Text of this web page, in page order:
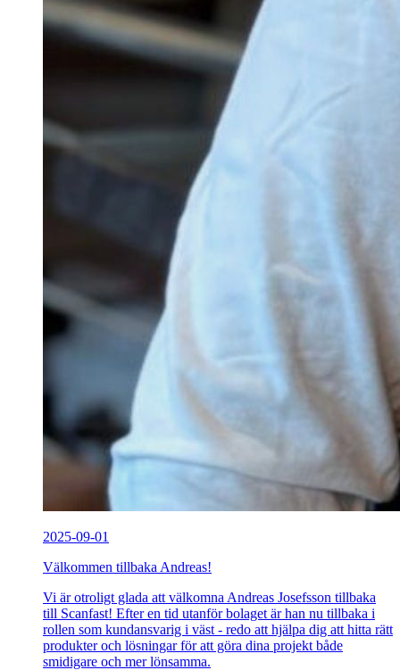
2025-09-01
Välkommen tillbaka Andreas!
Vi är otroligt glada att välkomna Andreas Josefsson tillbaka
till Scanfast! Efter en tid utanför bolaget är han nu tillbaka i
rollen som kundansvarig i väst - redo att hjälpa dig att hitta rätt
produkter och lösningar för att göra dina projekt både
smidigare och mer lönsamma.